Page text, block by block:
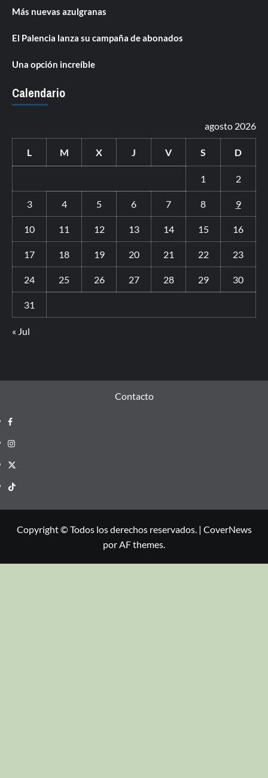
Más nuevas azulgranas
El Palencia lanza su campaña de abonados
Una opción increíble
Calendario
agosto 2026
L M X J V S D
1 2
3 4 5 6 7 8 9
10 11 12 13 14 15 16
17 18 19 20 21 22 23
24 25 26 27 28 29 30
31
« Jul
Contacto
Copyright © Todos los derechos reservados. | CoverNews
por AF themes.